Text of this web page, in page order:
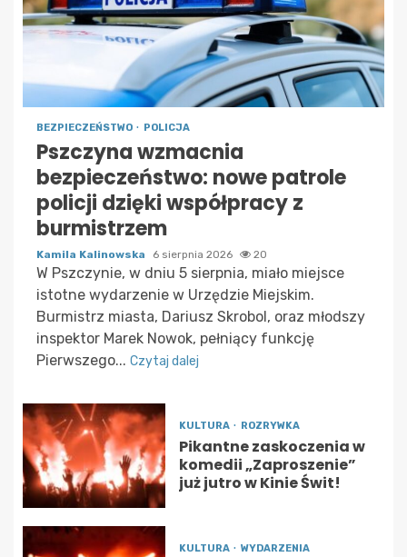
BEZPIECZEŃSTWO POLICJA
Pszczyna wzmacnia
bezpieczeństwo: nowe patrole
policji dzięki współpracy z
burmistrzem
Kamila Kalinowska 6 sierpnia 2026 20
W Pszczynie, w dniu 5 sierpnia, miało miejsce
istotne wydarzenie w Urzędzie Miejskim.
Burmistrz miasta, Dariusz Skrobol, oraz młodszy
inspektor Marek Nowok, pełniący funkcję
Pierwszego... Czytaj dalej
KULTURA ROZRYWKA
Pikantne zaskoczenia w
komedii „Zaproszenie”
już jutro w Kinie Świt!
KULTURA WYDARZENIA